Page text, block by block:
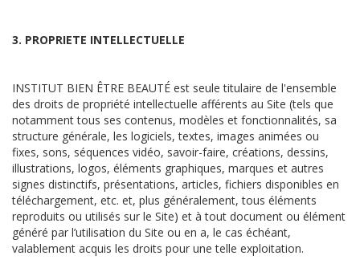
3. PROPRIETE INTELLECTUELLE
INSTITUT BIEN ÊTRE BEAUTÉ est seule titulaire de l'ensemble
des droits de propriété intellectuelle afférents au Site (tels que
notamment tous ses contenus, modèles et fonctionnalités, sa
structure générale, les logiciels, textes, images animées ou
fixes, sons, séquences vidéo, savoir-faire, créations, dessins,
illustrations, logos, éléments graphiques, marques et autres
signes distinctifs, présentations, articles, fichiers disponibles en
téléchargement, etc. et, plus généralement, tous éléments
reproduits ou utilisés sur le Site) et à tout document ou élément
généré par l’utilisation du Site ou en a, le cas échéant,
valablement acquis les droits pour une telle exploitation.